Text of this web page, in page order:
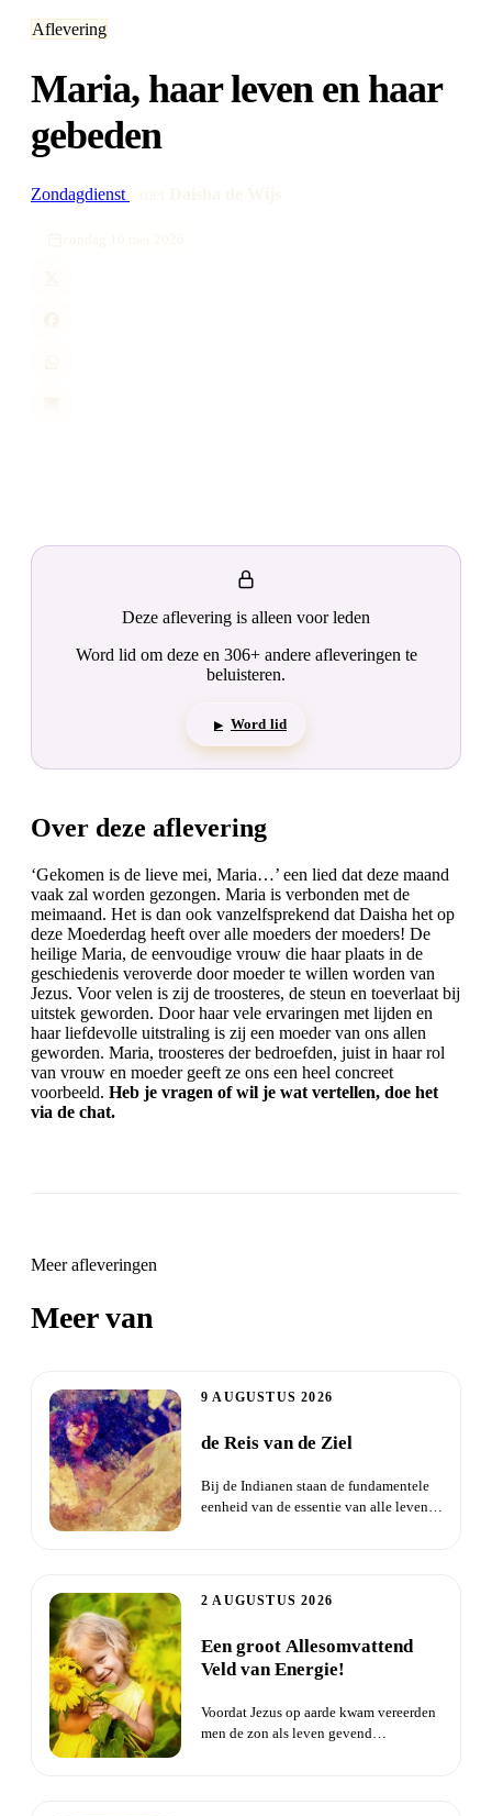
Aflevering
Maria, haar leven en haar
gebeden
Zondagdienst
Deze aflevering is alleen voor leden
Word lid om deze en 306+ andere afleveringen te
beluisteren.
▶ Word lid
Over deze aflevering
‘Gekomen is de lieve mei, Maria…’ een lied dat deze maand
vaak zal worden gezongen. Maria is verbonden met de
meimaand. Het is dan ook vanzelfsprekend dat Daisha het op
deze Moederdag heeft over alle moeders der moeders! De
heilige Maria, de eenvoudige vrouw die haar plaats in de
geschiedenis veroverde door moeder te willen worden van
Jezus. Voor velen is zij de troosteres, de steun en toeverlaat bij
uitstek geworden. Door haar vele ervaringen met lijden en
haar liefdevolle uitstraling is zij een moeder van ons allen
geworden. Maria, troosteres der bedroefden, juist in haar rol
van vrouw en moeder geeft ze ons een heel concreet
voorbeeld. Heb je vragen of wil je wat vertellen, doe het
via de chat.
Meer afleveringen
Meer van
9 AUGUSTUS 2026
de Reis van de Ziel
Bij de Indianen staan de fundamentele
eenheid van de essentie van alle levende
2 AUGUSTUS 2026
Een groot Allesomvattend
Veld van Energie!
Voordat Jezus op aarde kwam vereerden
men de zon als leven gevend